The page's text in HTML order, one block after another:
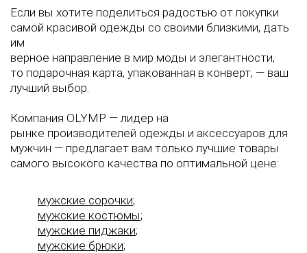
Если вы хотите поделиться радостью от покупки
самой красивой одежды со своими близкими, дать
им
верное направление в мир моды и элегантности,
то подарочная карта, упакованная в конверт, — ваш
лучший выбор.
Компания OLYMP — лидер на
рынке производителей одежды и аксессуаров для
мужчин — предлагает вам только лучшие товары
самого высокого качества по оптимальной цене:
мужские сорочки;
мужские костюмы;
мужские пиджаки;
мужские брюки;